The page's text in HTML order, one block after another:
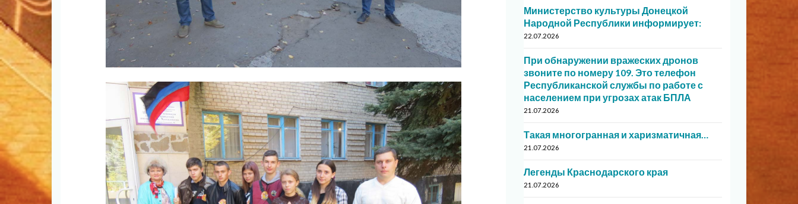
Министерство культуры Донецкой
Народной Республики информирует:
22.07.2026
При обнаружении вражеских дронов
звоните по номеру 109. Это телефон
Республиканской службы по работе с
населением при угрозах атак БПЛА
21.07.2026
Такая многогранная и харизматичная…
21.07.2026
Легенды Краснодарского края
21.07.2026